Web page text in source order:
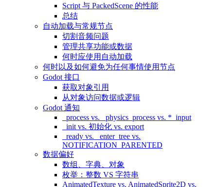
Script 与 PackedScene 的性能
总结
自动加载与常规节点
切割音频问题
管理共享功能或数据
何时应使用自动加载
何时以及如何避免为任何事情使用节点
Godot 接口
获取对象引用
从对象访问数据或逻辑
Godot 通知
_process vs. _physics_process vs. *_input
_init vs. 初始化 vs. export
_ready vs. _enter_tree vs.
NOTIFICATION_PARENTED
数据偏好
数组、字典、对象
枚举：整数 VS 字符串
AnimatedTexture vs. AnimatedSprite2D vs.